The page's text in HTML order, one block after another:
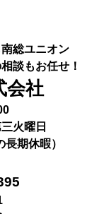
総ユニオン
談もお任せ！
会社
火曜日
期休暇）